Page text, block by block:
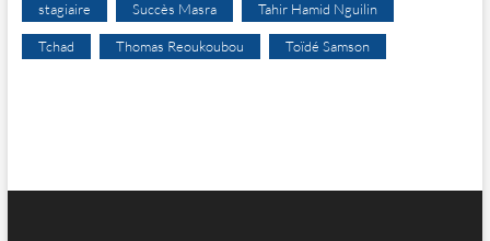
stagiaire Succès Masra Tahir Hamid Nguilin
Tchad Thomas Reoukoubou Toïdé Samson